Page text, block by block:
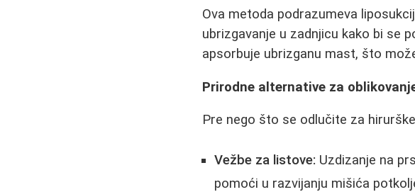
Ova metoda podrazumeva
ubrizgavanje u zadnjicu kako bi se
apsorbuje ubrizganu mast, što
Prirodne alternative za
Pre nego što se odlučite za
Vežbe za listove: Uzdizanje na
pomoći u razvijanju mišića